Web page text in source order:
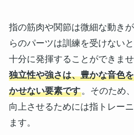
指の筋肉や関節は微細な動き
らのパーツは訓練を受けない
十分に発揮することができませ
独立性や強さは、豊かな音色
かせない要素です。そのため
向上させるためには指トレー
ます。